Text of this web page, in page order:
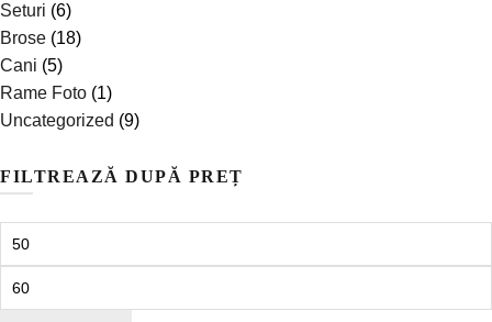
Seturi (6)
Brose (18)
Cani (5)
Rame Foto (1)
Uncategorized (9)
FILTREAZĂ DUPĂ PREȚ